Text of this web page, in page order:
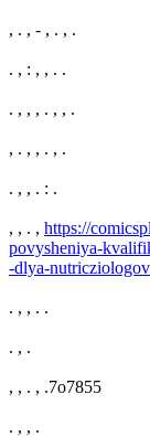
, . , - , . , .
. , : , , . .
. , , , . , , .
, . , , . , .
. , , . : .
, , . , https://
povysheniya-
-dlya-
. , , . .
. , .
, , . , .7o7855
. , , .